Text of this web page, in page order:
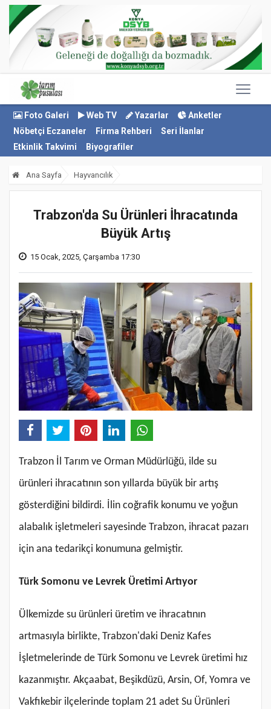
Foto Galeri Web TV Yazarlar
Anketler
Nöbetçi Eczaneler
Firma Rehberi
Seri İlanlar
Etkinlik Takvimi
Biyografiler
Ana Sayfa Hayvancılık
Trabzon'da Su Ürünleri İhracatında
Büyük Artış
15 Ocak, 2025, Çarşamba 17:30
Trabzon İl Tarım ve Orman Müdürlüğü, ilde su
ürünleri ihracatının son yıllarda büyük bir artış
gösterdiğini bildirdi. İlin coğrafik konumu ve yoğun
alabalık işletmeleri sayesinde Trabzon, ihracat pazarı
için ana tedarikçi konumuna gelmiştir.
Türk Somonu ve Levrek Üretimi Artıyor
Ülkemizde su ürünleri üretim ve ihracatının
artmasıyla birlikte, Trabzon'daki Deniz Kafes
İşletmelerinde de Türk Somonu ve Levrek üretimi hız
kazanmıştır. Akçaabat, Beşikdüzü, Arsin, Of, Yomra ve
Vakfıkebir ilçelerinde toplam 21 adet Su Ürünleri